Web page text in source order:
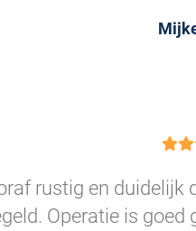
rustig en
Operatie is